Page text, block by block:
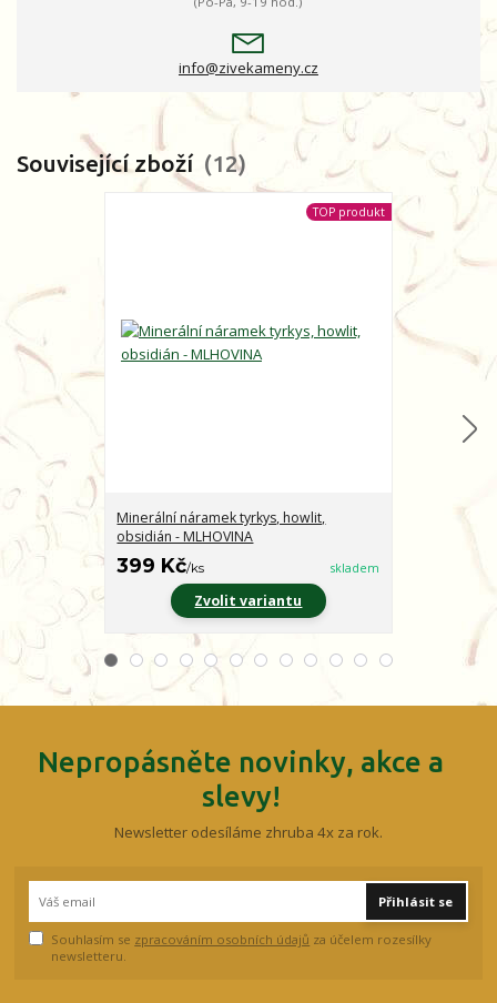
info@zivekameny.cz
Související zboží 12
TOP produkt
Minerální náramek tyrkys, howlit,
obsidián - MLHOVINA
399 Kč/ks skladem
Zvolit variantu
Nepropásněte novinky, akce a
slevy!
Newsletter odesíláme zhruba 4x za rok.
Přihlásit se
Souhlasím se zpracováním osobních údajů za účelem rozesílky
newsletteru.